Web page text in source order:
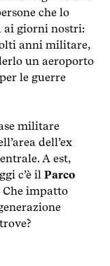
che lo
ai giorni nostri:
anni militare,
un aeroporto
le guerre
militare
dell’ex
A est,
c’è il Parco
Che impatto